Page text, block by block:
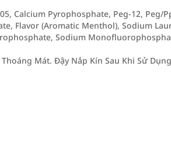
Calcium Pyrophosphate, Peg-12, Peg/
Flavor (Aromatic Menthol), Sodium
Sodium
Mát. Đậy Nắp Kín Sau Khi Sử